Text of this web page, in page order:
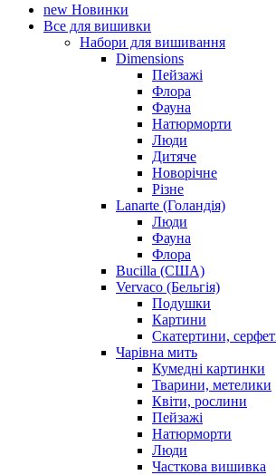
new Новинки
Все для вишивки
Набори для вишивання
Dimensions
Пейзажі
Флора
Фауна
Натюрморти
Люди
Дитяче
Новорічне
Різне
Lanarte (Голандія)
Люди
Фауна
Флора
Bucilla (США)
Vervaco (Бельгія)
Подушки
Картини
Скатертини,
Чарiвна мить
Кумедні картинки
Тварини, метелики
Квіти, рослини
Пейзажі
Натюрморти
Люди
Часткова вишивка